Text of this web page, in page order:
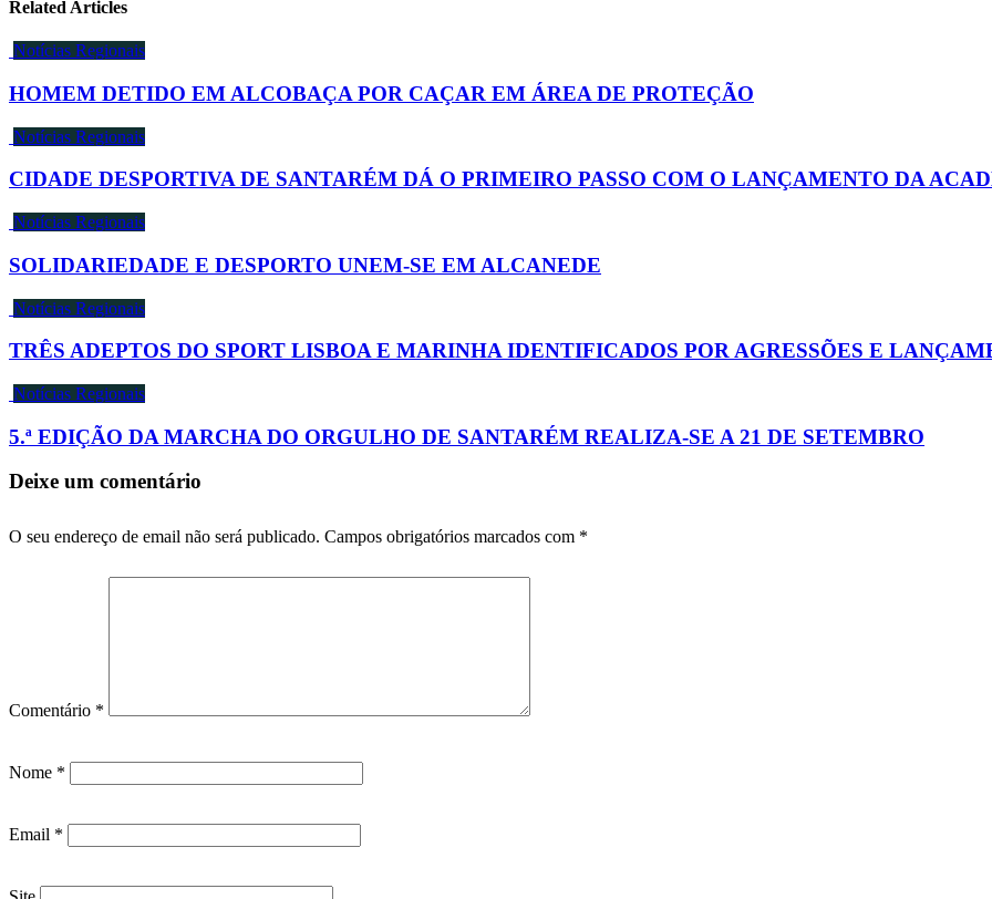
Related Articles
Notícias Regionais
HOMEM DETIDO EM ALCOBAÇA POR CAÇAR EM ÁREA DE PROTEÇÃO
Notícias Regionais
CIDADE DESPORTIVA DE SANTARÉM DÁ O PRIMEIRO PASSO COM O LANÇAMENTO DA
Notícias Regionais
SOLIDARIEDADE E DESPORTO UNEM-SE EM ALCANEDE
Notícias Regionais
TRÊS ADEPTOS DO SPORT LISBOA E MARINHA IDENTIFICADOS POR AGRESSÕES E
Notícias Regionais
5.ª EDIÇÃO DA MARCHA DO ORGULHO DE SANTARÉM REALIZA-SE A 21 DE SETEMBRO
Deixe um comentário
O seu endereço de email não será publicado. Campos obrigatórios marcados com *
Comentário *
Nome *
Email *